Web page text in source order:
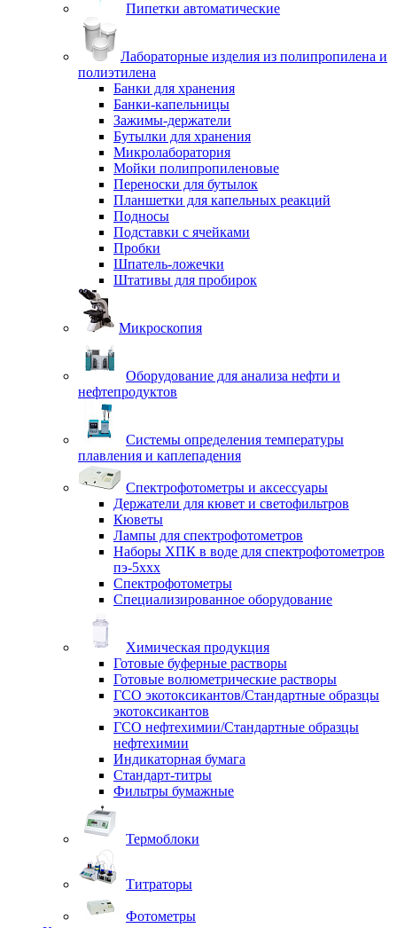
Пипетки автоматические
Лабораторные изделия из полипропилена и
полиэтилена
Банки для хранения
Банки-капельницы
Зажимы-держатели
Бутылки для хранения
Микролаборатория
Мойки полипропиленовые
Переноски для бутылок
Планшетки для капельных реакций
Подносы
Подставки с ячейками
Пробки
Шпатель-ложечки
Штативы для пробирок
Микроскопия
Оборудование для анализа нефти и
нефтепродуктов
Системы определения температуры
плавления и каплепадения
Спектрофотометры и аксессуары
Держатели для кювет и светофильтров
Кюветы
Лампы для спектрофотометров
Наборы ХПК в воде для спектрофотометров
пэ-5ххх
Спектрофотометры
Специализированное оборудование
Химическая продукция
Готовые буферные растворы
Готовые волюметрические растворы
ГСО экотоксикантов/Стандартные образцы
экотоксикантов
ГСО нефтехимии/Стандартные образцы
нефтехимии
Индикаторная бумага
Стандарт-титры
Фильтры бумажные
Термоблоки
Титраторы
Фотометры